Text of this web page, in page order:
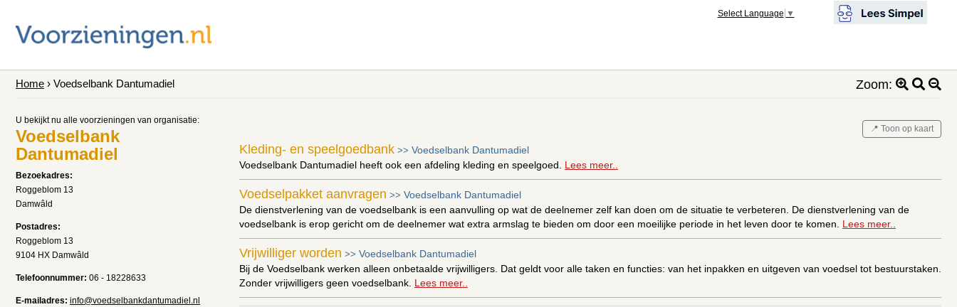
Select Language ▼
Home › Voedselbank Dantumadiel Zoom:
U bekijkt nu alle voorzieningen van organisatie:
Voedselbank
Dantumadiel
Bezoekadres:
Roggeblom 13
Damwâld
Postadres:
Roggeblom 13
9104 HX Damwâld
Telefoonnummer: 06 - 18228633
E-mailadres: info@voedselbankdantumadiel.nl
📍 Toon op kaart
Kleding- en speelgoedbank >> Voedselbank Dantumadiel
Voedselbank Dantumadiel heeft ook een afdeling kleding en speelgoed. Lees meer..
Voedselpakket aanvragen >> Voedselbank Dantumadiel
De dienstverlening van de voedselbank is een aanvulling op wat de deelnemer zelf kan doen om de situatie te verbeteren. De dienstverlening van de
voedselbank is erop gericht om de deelnemer wat extra armslag te bieden om door een moeilijke periode in het leven door te komen. Lees meer..
Vrijwilliger worden >> Voedselbank Dantumadiel
Bij de Voedselbank werken alleen onbetaalde vrijwilligers. Dat geldt voor alle taken en functies: van het inpakken en uitgeven van voedsel tot bestuurstaken.
Zonder vrijwilligers geen voedselbank. Lees meer..